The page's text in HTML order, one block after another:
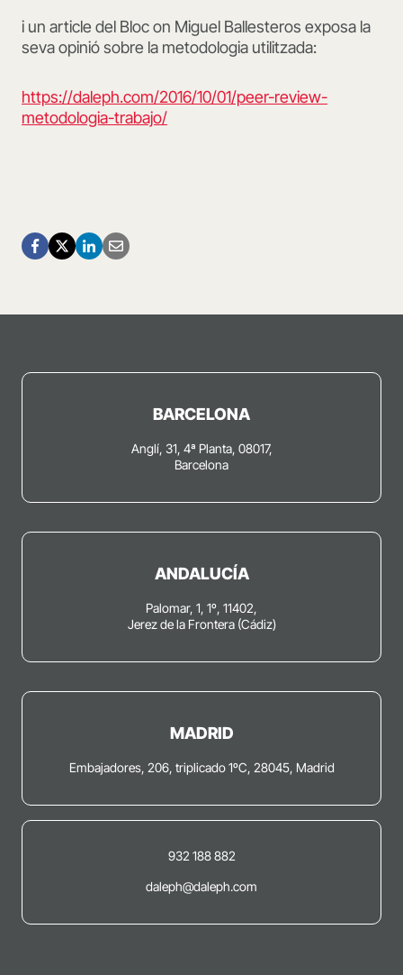
i un article del Bloc on Miguel Ballesteros exposa la
seva opinió sobre la metodologia utilitzada:
https://daleph.com/2016/10/01/peer-review-
metodologia-trabajo/
BARCELONA
Anglí, 31, 4ª Planta, 08017,
Barcelona
ANDALUCÍA
Palomar, 1, 1º, 11402,
Jerez de la Frontera (Cádiz)
MADRID
Embajadores, 206, triplicado 1ºC, 28045, Madrid
932 188 882
daleph@daleph.com